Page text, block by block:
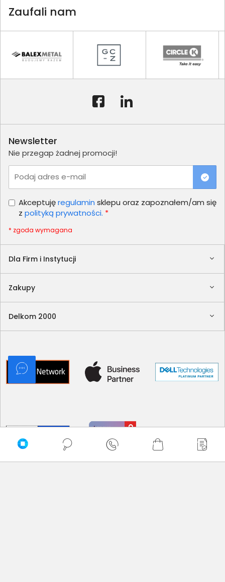
Zaufali nam
Dla Firm i Instytucji
Zakupy
Delkom 2000
Newsletter
Nie przegap żadnej promocji!
Podaj adres e-mail
Akceptujęregulamin sklepu oraz zapoznałem/am się
z polityką prywatności. *
* zgoda wymagana